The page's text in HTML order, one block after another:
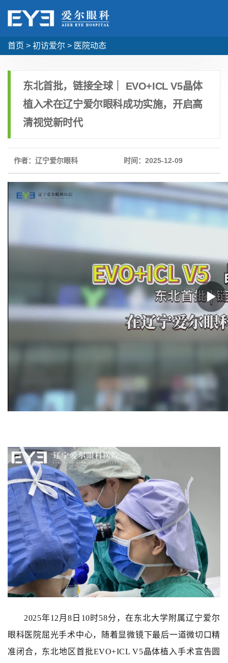
首页 > 初访爱尔 > 医院动态
东北首批，链接全球｜ EVO+ICL V5晶体
植入术在辽宁爱尔眼科成功实施，开启高
清视觉新时代
作者：辽宁爱尔眼科 时间：2025-12-09
2025年12月8日10时58分，在东北大学附属辽宁爱尔
眼科医院屈光手术中心，随着显微镜下最后一道微切口精
准闭合，东北地区首批EVO+ICL V5晶体植入手术宣告圆